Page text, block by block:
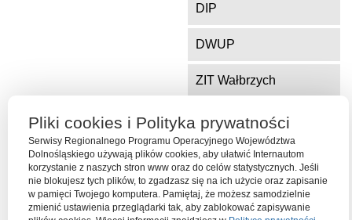
DIP
DWUP
ZIT Wałbrzych
ZIT Jelenia Góra
Serwis współfinansowany ze środków Funduszu Spójności Unii
Europejskiej w ramach Programu Operacyjnego Pomoc Techniczna
2014-2020
Pliki cookies i Polityka prywatności
Serwisy Regionalnego Programu Operacyjnego Województwa
Dolnośląskiego używają plików cookies, aby ułatwić Internautom
korzystanie z naszych stron www oraz do celów statystycznych. Jeśli
nie blokujesz tych plików, to zgadzasz się na ich użycie oraz zapisanie
w pamięci Twojego komputera. Pamiętaj, że możesz samodzielnie
zmienić ustawienia przeglądarki tak, aby zablokować zapisywanie